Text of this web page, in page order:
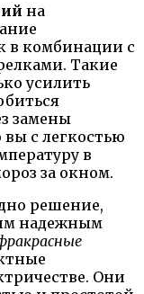
на
в комбинации с
Такие
усилить
замены
с легкостью
в
за окном.
решение,
надежным
Они